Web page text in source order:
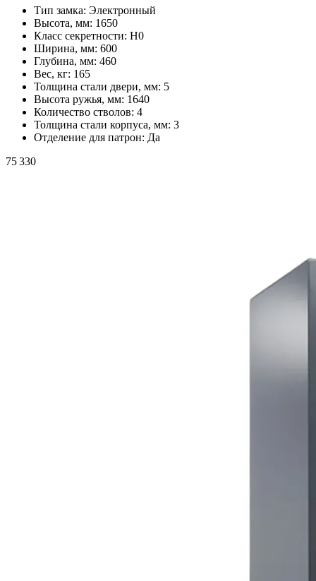
Тип замка: Электронный
Высота, мм: 1650
Класс секретности: H0
Ширина, мм: 600
Глубина, мм: 460
Вес, кг: 165
Толщина стали двери, мм: 5
Высота ружья, мм: 1640
Количество стволов: 4
Толщина стали корпуса, мм: 3
Отделение для патрон: Да
75 330